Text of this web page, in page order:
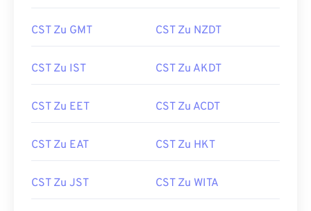
CST Zu GMT CST Zu NZDT
CST Zu IST CST Zu AKDT
CST Zu EET CST Zu ACDT
CST Zu EAT CST Zu HKT
CST Zu JST CST Zu WITA